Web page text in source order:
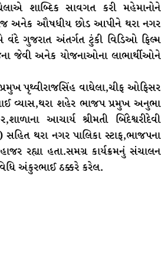
શાબ્દિક સાવગત કરી મહેમાનોને
તેમજ અનેક ઔષધીય છોડ આપીને થરા નગર
વંદે ગુજરાત અંતર્ગત ટુંકી વિડિઓ ફિલ્મ
જેવી અનેક યોજનાઓના લાભાર્થીઓને
પૃથ્વીરાજસિંહ વાઘેલા,ચીફ ઓફિસર
વ્યાસ,થરા શહેર ભાજપ પ્રમુખ અનુભા
આચાર્ય શ્રીમતી બિંદેશ્વરીદેવી
થરા નગર પાલિકા સ્ટાફ,ભાજપના
રહ્યા હતા.સમગ્ર કાર્યક્રમનું સંચાલન
અંકુરભાઈ ઠક્કરે કરેલ.